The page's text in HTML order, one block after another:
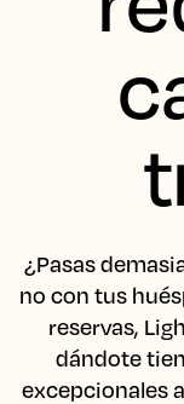
¿Pasas
no con tus
reservas,
dándote
excepcionales